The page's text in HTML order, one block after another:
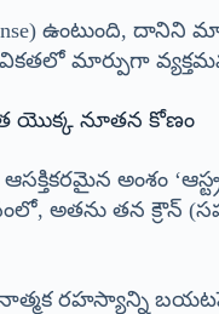
ఉంటుంది, దానిని
మార్పుగా
యొక్క నూతన కోణం
అంశం
అతను తన క్రౌన్
రహస్యాన్ని